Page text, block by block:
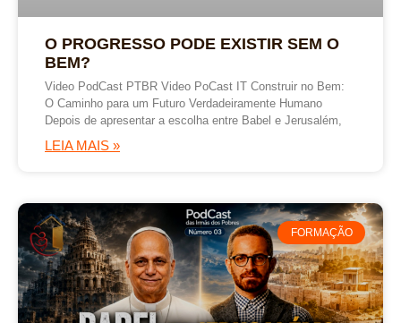
O PROGRESSO PODE EXISTIR SEM O
BEM?
Video PodCast PTBR Video PoCast IT Construir no Bem:
O Caminho para um Futuro Verdadeiramente Humano
Depois de apresentar a escolha entre Babel e Jerusalém,
LEIA MAIS »
FORMAÇÃO